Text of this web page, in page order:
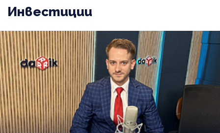
Инвестиции